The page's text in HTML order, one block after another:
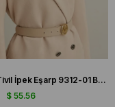
Armine Tivil İpek Eşarp 9312-01 Beyaz Karışık Desen
$ 55.56